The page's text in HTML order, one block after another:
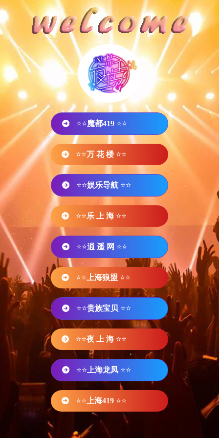
⭐⭐魔都419 ⭐⭐
⭐⭐万 花 楼 ⭐⭐
⭐⭐娱乐导航 ⭐⭐
⭐⭐乐 上 海 ⭐⭐
⭐⭐逍 遥 网 ⭐⭐
⭐⭐ 上海狼盟 ⭐⭐
⭐⭐贵族宝贝 ⭐⭐
⭐⭐夜 上 海 ⭐⭐
⭐⭐ 上海龙凤 ⭐⭐
⭐⭐ 上海419 ⭐⭐